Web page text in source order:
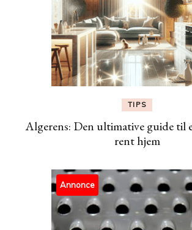
TIPS
Algerens: Den ultimative guide til
rent hjem
Annonce